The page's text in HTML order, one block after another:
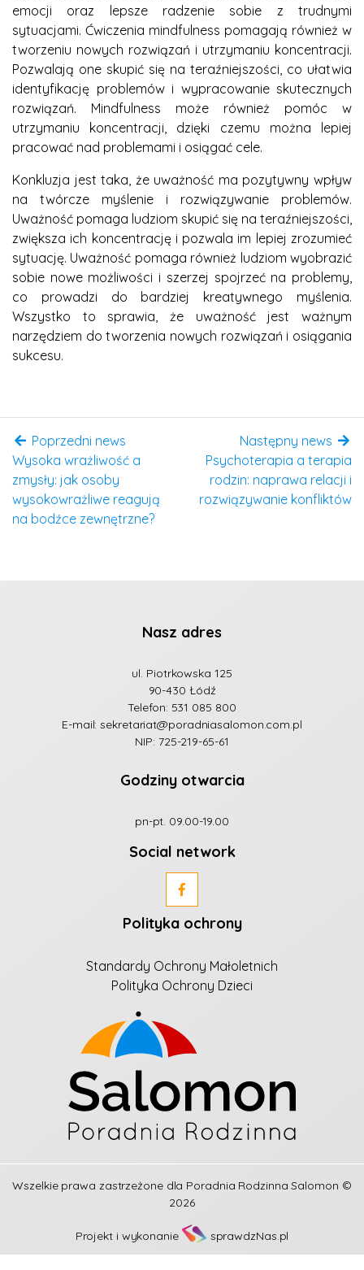
emocji oraz lepsze radzenie sobie z trudnymi
sytuacjami. Ćwiczenia mindfulness pomagają również w
tworzeniu nowych rozwiązań i utrzymaniu koncentracji.
Pozwalają one skupić się na teraźniejszości, co ułatwia
identyfikację problemów i wypracowanie skutecznych
rozwiązań. Mindfulness może również pomóc w
utrzymaniu koncentracji, dzięki czemu można lepiej
pracować nad problemami i osiągać cele.
Konkluzja jest taka, że uważność ma pozytywny wpływ
na twórcze myślenie i rozwiązywanie problemów.
Uważność pomaga ludziom skupić się na teraźniejszości,
zwiększa ich koncentrację i pozwala im lepiej zrozumieć
sytuację. Uważność pomaga również ludziom wyobrazić
sobie nowe możliwości i szerzej spojrzeć na problemy,
co prowadzi do bardziej kreatywnego myślenia.
Wszystko to sprawia, że uważność jest ważnym
narzędziem do tworzenia nowych rozwiązań i osiągania
sukcesu.
Poprzedni news
Wysoka wrażliwość a
zmysły: jak osoby
wysokowrażliwe reagują
na bodźce zewnętrzne?
Następny news
Psychoterapia a terapia
rodzin: naprawa relacji i
rozwiązywanie konfliktów
Nasz adres
ul. Piotrkowska 125
90-430 Łódź
Telefon: 531 085 800
E-mail:sekretariat@poradniasalomon.com.pl
NIP: 725-219-65-61
Godziny otwarcia
pn-pt. 09.00-19.00
Social network
Polityka ochrony
Standardy Ochrony Małoletnich
Polityka Ochrony Dzieci
Wszelkie prawa zastrzeżone dla Poradnia Rodzinna Salomon ©
2026
Projekt i wykonanie sprawdzNas.pl